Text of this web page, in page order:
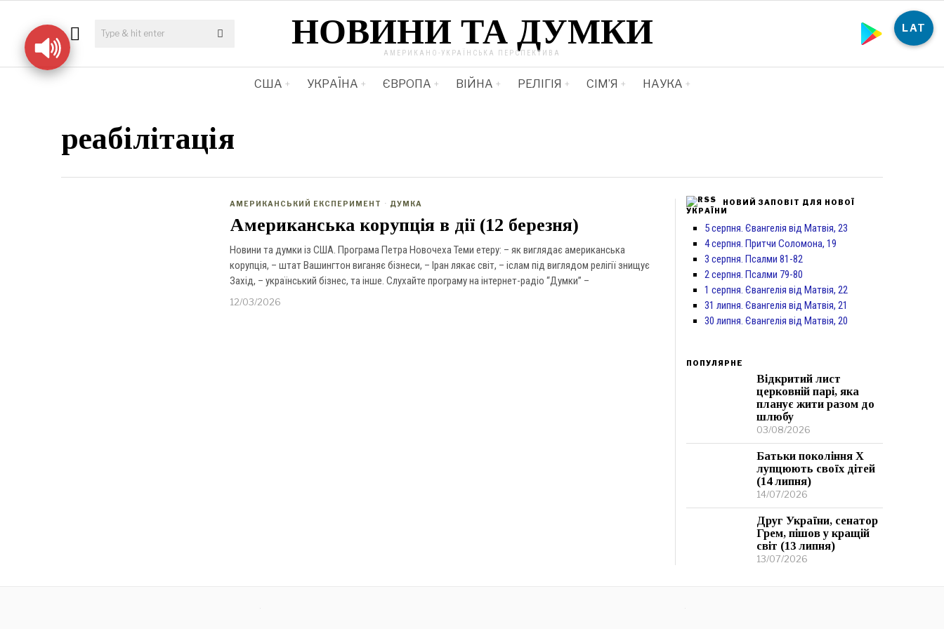
НОВИНИ ТА ДУМКИ
АМЕРИКАНО-УКРАЇНСЬКА ПЕРСПЕКТИВА
США УКРАЇНА ЄВРОПА ВІЙНА РЕЛІГІЯ СІМ’Я НАУКА
реабілітація
АМЕРИКАНСЬКИЙ ЕКСПЕРИМЕНТ · ДУМКА
Американська корупція в дії (12 березня)
Новини та думки із США. Програма Петра Новочеха Теми етеру: – як виглядає американська
корупція, – штат Вашингтон виганяє бізнеси, – Іран лякає світ, – іслам під виглядом релігії знищує
Захід, – український бізнес, та інше. Слухайте програму на інтернет-радіо “Думки” –
12/03/2026
НОВИЙ ЗАПОВІТ ДЛЯ НОВОЇ
УКРАЇНИ
5 серпня. Євангелія від Матвія, 23
4 серпня. Притчи Соломона, 19
3 серпня. Псалми 81-82
2 серпня. Псалми 79-80
1 серпня. Євангелія від Матвія, 22
31 липня. Євангелія від Матвія, 21
30 липня. Євангелія від Матвія, 20
ПОПУЛЯРНЕ
Відкритий лист
церковній парі, яка
планує жити разом до
шлюбу
03/08/2026
Батьки покоління Х
лупцюють своїх дітей
(14 липня)
14/07/2026
Друг України, сенатор
Грем, пішов у кращій
світ (13 липня)
13/07/2026
LAT